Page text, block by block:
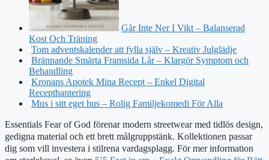
Går Inte Ner I Vikt – Balanserad
Kost Och Träning
Tom adventskalender att fylla själv – Kreativ Julglädje
Brännande Smärta Framsida Lår – Klargör Symptom och
Behandling
Kronans Apotek Mina Recept – Enkel Digital
Recepthantering
Mus i sitt eget hus – Rolig Familjekomedi För Alla
Essentials Fear of God förenar modern streetwear med tidlös design,
gedigna material och ett brett målgruppstänk. Kollektionen passar
dig som vill investera i stilrena vardagsplagg. För mer information